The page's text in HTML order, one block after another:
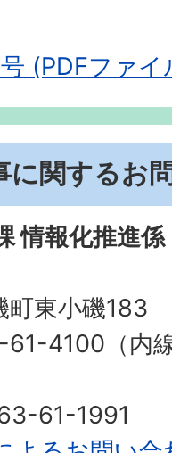
(PDFファ
に関するお
情報化推進係
町東小磯183
4100（内
61-1991